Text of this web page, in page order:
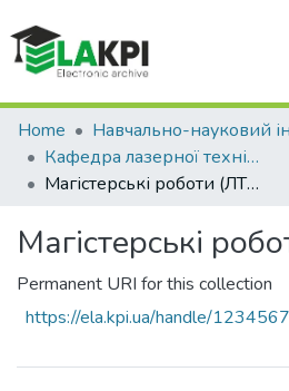
Communities & Collections
All of DSpace
Home
Кафедра лазерної техніки та фізико-технічних технологій (ЛТФТТ)
Магістерські роботи (ЛТФТТ)
Магістерські
Permanent URI for this collection
https://ela.kpi.ua/handle/